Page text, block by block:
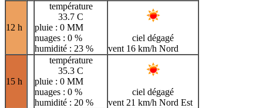
12 h
température
33.7 C
pluie : 0 MM
nuages : 0 %
humidité : 23 %
ciel dégagé
vent 16 km/h Nord
15 h
température
35.3 C
pluie : 0 MM
nuages : 0 %
humidité : 20 %
ciel dégagé
vent 21 km/h Nord Est